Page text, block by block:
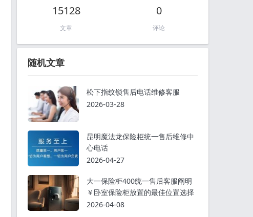
15128
文章
0
评论
随机文章
松下指纹锁售后电话维修客服
2026-03-28
昆明魔法龙保险柜统一售后维修中
心电话
2026-04-27
大一保险柜400统一售后客服阐明
￥卧室保险柜放置的最佳位置选择
2026-04-08